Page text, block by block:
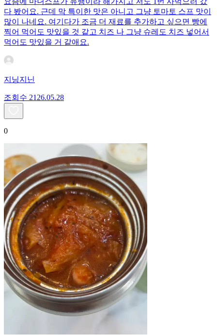
다 봤어요. 근데 막 특이한 맛은 아니고 그냥 토마토 스프 맛이
많이 나네요. 여기다가 조금 더 재료를 추가하고 싶으면 빵에
찍어 먹어도 맛있을 것 같고 치즈 나 그냥 슈레도 치즈 넣어서
먹어도 맛있을 거 같애요.
지닝지닌
조회수 21 26.05.28
0